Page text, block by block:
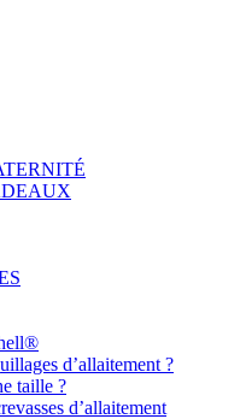
d’allaitement ?
taille ?
d’allaitement